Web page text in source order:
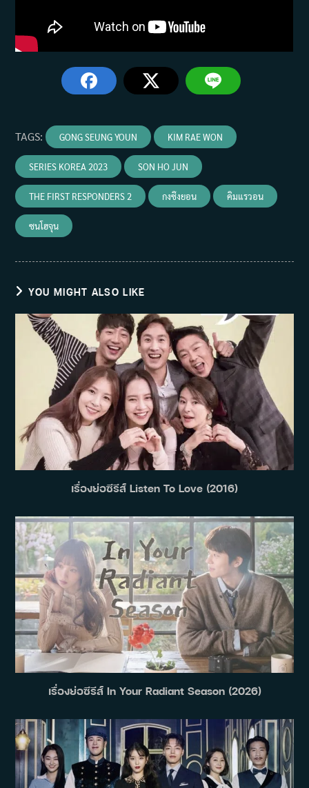
TAGS: GONG SEUNG YOUN KIM RAE WON
SERIES KOREA 2023 SON HO JUN
THE FIRST RESPONDERS 2 กงซึงยอน คิมแรวอน
ซนโฮจุน
YOU MIGHT ALSO LIKE
เรื่องย่อซีรีส์ Listen To Love (2016)
เรื่องย่อซีรีส์ In Your Radiant Season (2026)